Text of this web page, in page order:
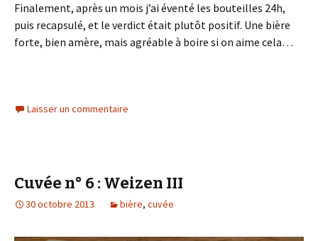
Finalement, après un mois j’ai éventé les bouteilles 24h,
puis recapsulé, et le verdict était plutôt positif. Une bière
forte, bien amère, mais agréable à boire si on aime cela…
Laisser un commentaire
Cuvée n° 6 : Weizen III
30 octobre 2013 bière, cuvée